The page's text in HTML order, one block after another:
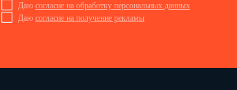
Даю согласие на обработку персональных данных
Даю согласие на получение рекламы